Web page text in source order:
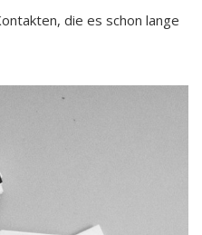
die es schon lange